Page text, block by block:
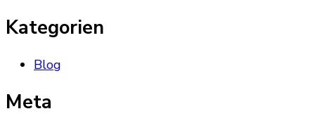
Kategorien
Blog
Meta